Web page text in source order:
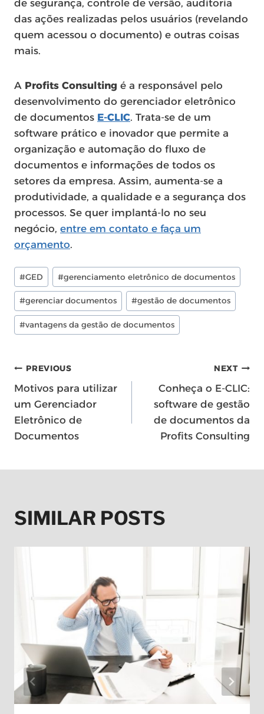
de segurança, controle de versão, auditoria
das ações realizadas pelos usuários (revelando
quem acessou o documento) e outras coisas
mais.
A Profits Consulting é a responsável pelo
desenvolvimento do gerenciador eletrônico
de documentos E-CLIC. Trata-se de um
software prático e inovador que permite a
organização e automação do fluxo de
documentos e informações de todos os
setores da empresa. Assim, aumenta-se a
produtividade, a qualidade e a segurança dos
processos. Se quer implantá-lo no seu
negócio, entre em contato e faça um
orçamento.
Post
Tags:
#GED #gerenciamento eletrônico de documentos
#gerenciar documentos #gestão de documentos
#vantagens da gestão de documentos
NAVEGAÇÃO
DE
POST
PREVIOUS
Motivos para utilizar
um Gerenciador
Eletrônico de
Documentos
NEXT
Conheça o E-CLIC:
software de gestão
de documentos da
Profits Consulting
SIMILAR POSTS